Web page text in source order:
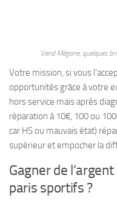
Vend Mégane, quelques
Votre mission, si vous
opportunités grâce à votre
hors service mais après
réparation à 10€, 100 ou
car HS ou mauvais état)
supérieur et empocher la
Gagner de
paris sportifs ?